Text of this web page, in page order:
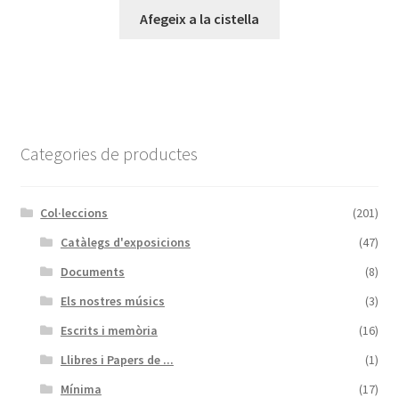
Afegeix a la cistella
Categories de productes
Col·leccions
(201)
Catàlegs d'exposicions
(47)
Documents
(8)
Els nostres músics
(3)
Escrits i memòria
(16)
Llibres i Papers de ...
(1)
Mínima
(17)